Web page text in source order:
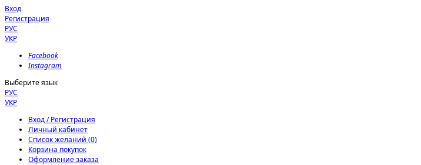
Вход
Регистрация
РУС
УКР
Facebook
Instagram
Выберите язык
РУС
УКР
Вход / Регистрация
Личный кабинет
Список желаний (0)
Корзина покупок
Оформление заказа